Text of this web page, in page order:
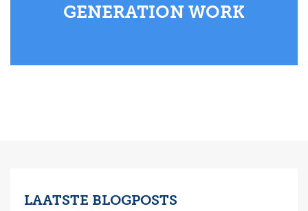
GENERATION WORK
LAATSTE BLOGPOSTS